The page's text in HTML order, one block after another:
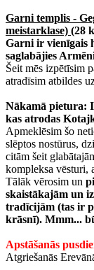
Garni templis -
meistarklase) (28
Garni ir vienīgais
saglabājies
Šeit mēs izpētīsim
atradīsim atbildes
Nākamā pietura:
kas atrodas
Apmeklēsim šo
slēptos nostūrus,
citām šeit
kompleksa vēsturi,
Tālāk vērosim un
skaistākajām un
tradīcijām (tas ir
krāsnī). Mmm...
Apstāšanās
Atgriešanās